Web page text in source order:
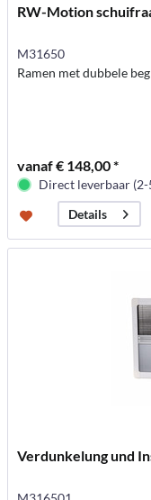
RW-Motion
M31650
Ramen met dubbele
vanaf € 148,00 *
Direct leverbaar (2-
Details
Verdunkelung und